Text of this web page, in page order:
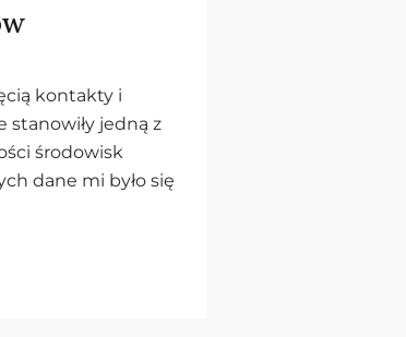
kontakty i
stanowiły jedną z
środowisk
dane mi było się